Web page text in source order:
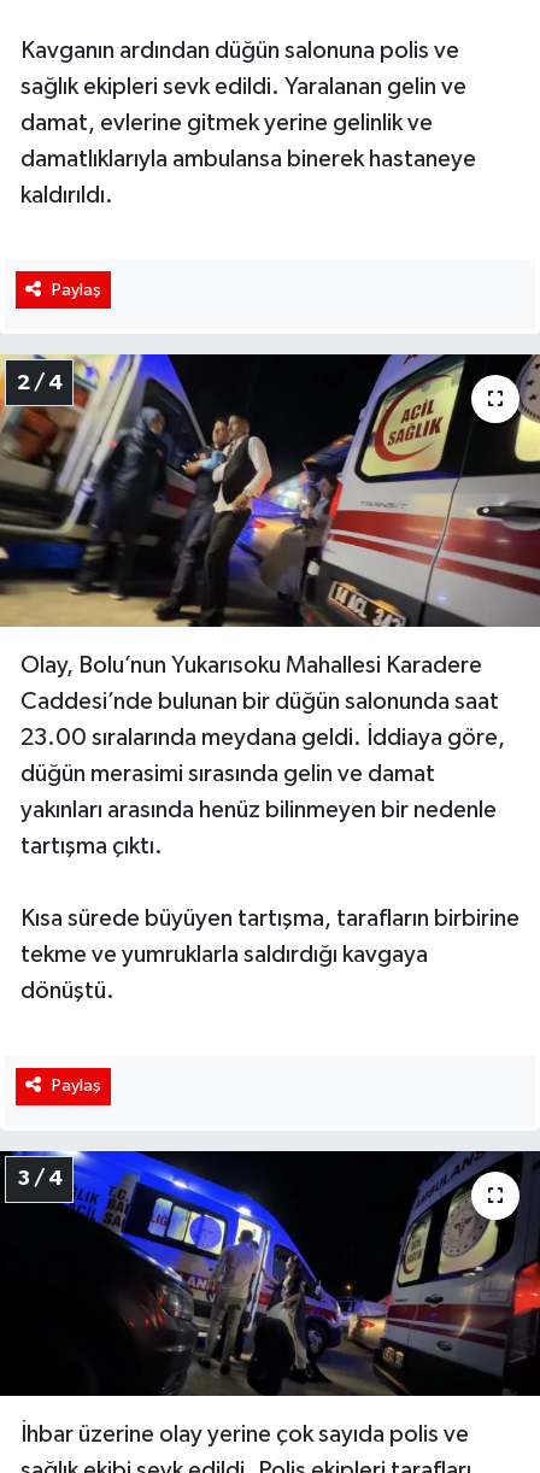
Kavganın ardından düğün salonuna polis ve
sağlık ekipleri sevk edildi. Yaralanan gelin ve
damat, evlerine gitmek yerine gelinlik ve
damatlıklarıyla ambulansa binerek hastaneye
kaldırıldı.
Paylaş
2 / 4
Olay, Bolu’nun Yukarısoku Mahallesi Karadere
Caddesi’nde bulunan bir düğün salonunda saat
23.00 sıralarında meydana geldi. İddiaya göre,
düğün merasimi sırasında gelin ve damat
yakınları arasında henüz bilinmeyen bir nedenle
tartışma çıktı.
Kısa sürede büyüyen tartışma, tarafların birbirine
tekme ve yumruklarla saldırdığı kavgaya
dönüştü.
Paylaş
3 / 4
İhbar üzerine olay yerine çok sayıda polis ve